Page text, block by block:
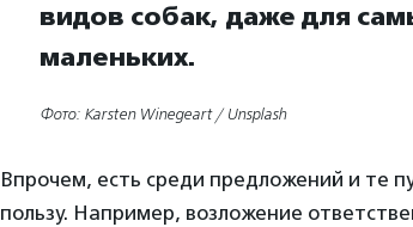
видов собак, даже для
маленьких.
Фото: Karsten Winegeart / Unsplash
Впрочем, есть среди предложений и те
пользу. Например, возложение